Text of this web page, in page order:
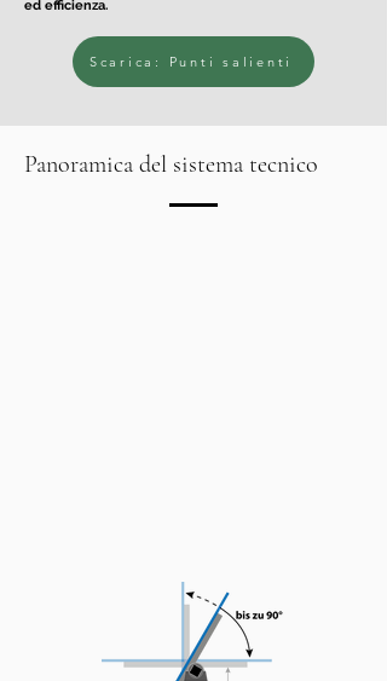
Landwirte.
ed efficienza.
Scarica: Punti salienti
Panoramica del sistema tecnico